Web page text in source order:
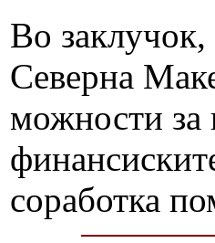
Во
Северна
можности за
соработка